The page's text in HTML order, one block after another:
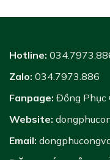
Hotline:
Zalo: 034.7973.886
Fanpage: Đồng Phục
Website:
Email: